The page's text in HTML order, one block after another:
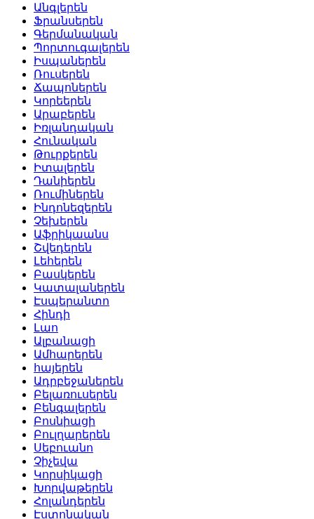
Անգլերեն
Ֆրանսերեն
Գերմանական
Պորտուգալերեն
Իսպաներեն
Ռուսերեն
Ճապոներեն
Կորեերեն
Արաբերեն
Իռլանդական
Հունական
Թուրքերեն
Իտալերեն
Դանիերեն
Ռումիներեն
Ինդոնեզերեն
Չեխերեն
Աֆրիկաանս
Շվեդերեն
Լեհերեն
Բասկերեն
Կատալաներեն
Էսպերանտո
Հինդի
Լաո
Ալբանացի
Ամհարերեն
հայերեն
Ադրբեջաներեն
Բելառուսերեն
Բենգալերեն
Բոսնիացի
Բուլղարերեն
Սեբուանո
Չիչեվա
Կորսիկացի
Խորվաթերեն
Հոլանդերեն
Էստոնական